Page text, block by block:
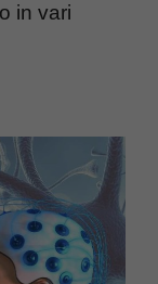
in vari